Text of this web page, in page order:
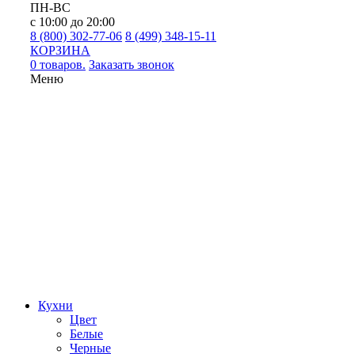
ПН-ВС
с 10:00 до 20:00
8 (800) 302-77-06 8 (499) 348-15-11
КОРЗИНА
0 товаров. Заказать звонок
Меню
Кухни
Цвет
Белые
Черные